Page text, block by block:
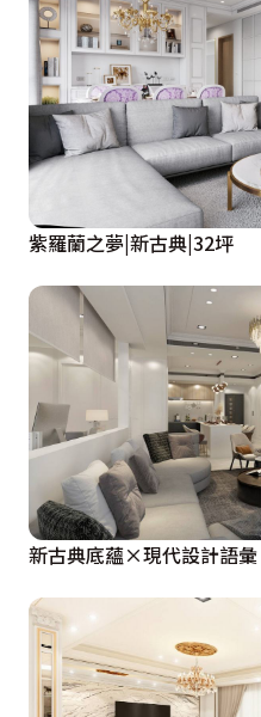
法將櫃體收至牆面，並細
此外，床具也特意選用掀
間。風格上，運用不同圖
與特色軟件，圍塑古典與
相似於房型二的格局，第
區域，以及足量的收納機
隔間做法，善用角落與壁
整合性櫃體，將各項機能
的中心視感，再透過精心
品，細膩妝點空間的各處
風情面貌。
第四種房型
格局方正且深度夠的第四
璃、下方木作的隔間牆，
確段落，而呼應玻璃的材
陳，在反射與穿透間，創
紫羅蘭之夢|新古典|32坪
新古典底蘊×現代設計語